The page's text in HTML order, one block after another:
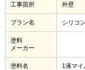
工事箇所 外壁
プラン名 シリコ
塗料
メーカー
塗料名 1液マイ